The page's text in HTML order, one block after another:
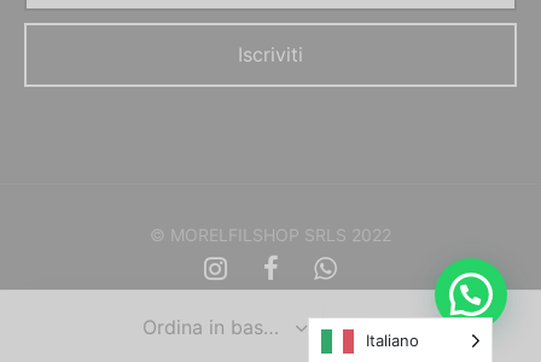
© MORELFILSHOP SRLS 2022
Italiano